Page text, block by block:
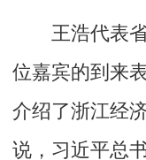
王浩代表省
位嘉宾的到来
介绍了浙江经
说，习近平总